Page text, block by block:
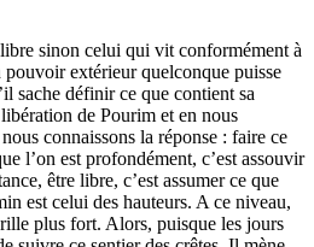
sinon celui qui vit conformément à
pouvoir extérieur quelconque puisse
sache définir ce que contient sa
de Pourim et en nous
connaissons la réponse : faire ce
l’on est profondément, c’est assouvir
être libre, c’est assumer ce que
est celui des hauteurs. A ce niveau,
plus fort. Alors, puisque les jours